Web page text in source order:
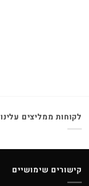
לקוחות ממליצים עלינו
קישורים שימושיים